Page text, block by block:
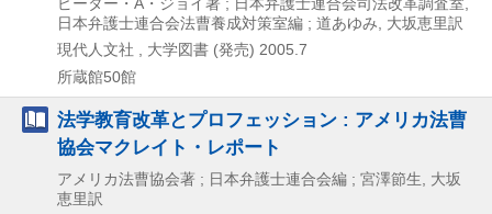
日本弁護士連合会法曹養成対策室編 ; 道あゆみ, 大坂恵里訳
現代人文社 , 大学図書 (発売) 2005.7
所蔵館50館
法学教育改革とプロフェッション : アメリカ法曹
協会マクレイト・レポート
アメリカ法曹協会著 ; 日本弁護士連合会編 ; 宮澤節生, 大坂
恵里訳